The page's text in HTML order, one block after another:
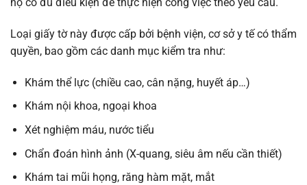
Loại giấy tờ này được cấp bởi bệnh viện, cơ sở y tế có thẩm
quyền, bao gồm các danh mục kiểm tra như:
Khám thể lực (chiều cao, cân nặng, huyết áp…)
Khám nội khoa, ngoại khoa
Xét nghiệm máu, nước tiểu
Chẩn đoán hình ảnh (X-quang, siêu âm nếu cần thiết)
Khám tai mũi họng, răng hàm mặt, mắt